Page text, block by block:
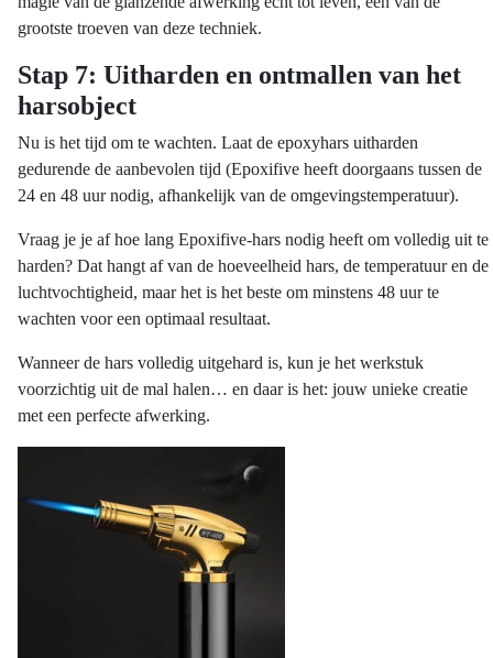
grootste troeven van deze techniek.
Stap 7: Uitharden en ontmallen van het
harsobject
Nu is het tijd om te wachten. Laat de epoxyhars uitharden
gedurende de aanbevolen tijd (Epoxifive heeft doorgaans tussen de
24 en 48 uur nodig, afhankelijk van de omgevingstemperatuur).
Vraag je je af hoe lang Epoxifive-hars nodig heeft om volledig uit te
harden? Dat hangt af van de hoeveelheid hars, de temperatuur en de
luchtvochtigheid, maar het is het beste om minstens 48 uur te
wachten voor een optimaal resultaat.
Wanneer de hars volledig uitgehard is, kun je het werkstuk
voorzichtig uit de mal halen… en daar is het: jouw unieke creatie
met een perfecte afwerking.